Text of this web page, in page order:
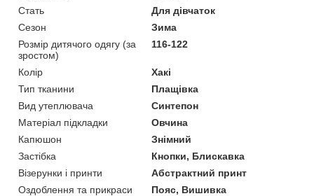
Стать
Для дівчаток
Сезон
Зима
Розмір дитячого одягу (за
зростом)
116-122
Колір
Хакі
Тип тканини
Плащівка
Вид утеплювача
Синтепон
Матеріал підкладки
Овчина
Капюшон
Знімний
Застібка
Кнопки, Блискавка
Візерунки і принти
Абстрактний принт
Оздоблення та прикраси
Пояс, Вишивка